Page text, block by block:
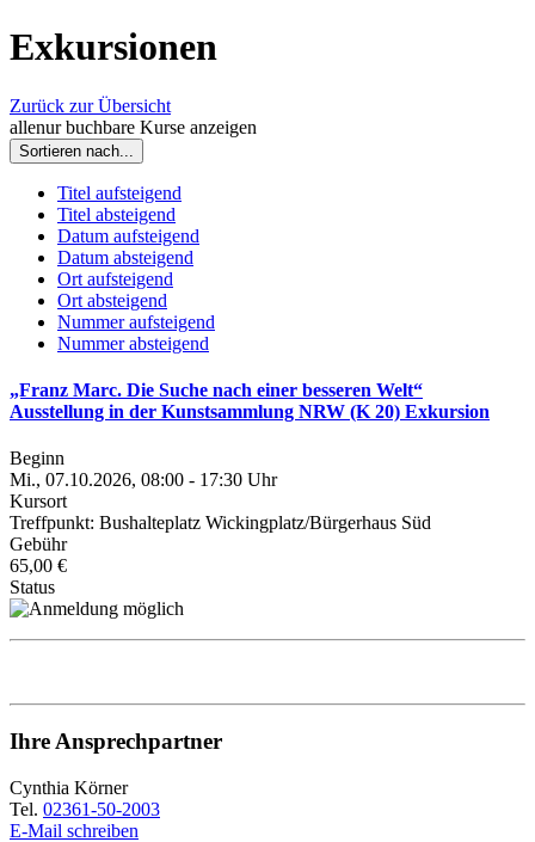
Exkursionen
Zurück zur Übersicht
allenur buchbare Kurse anzeigen
Sortieren nach...
Titel aufsteigend
Titel absteigend
Datum aufsteigend
Datum absteigend
Ort aufsteigend
Ort absteigend
Nummer aufsteigend
Nummer absteigend
„Franz Marc. Die Suche nach einer besseren Welt“
Ausstellung in der Kunstsammlung NRW (K 20) Exkursion
Beginn
Mi., 07.10.2026, 08:00 - 17:30 Uhr
Kursort
Treffpunkt: Bushalteplatz Wickingplatz/Bürgerhaus Süd
Gebühr
65,00 €
Status
Ihre Ansprechpartner
Cynthia Körner
Tel. 02361-50-2003
E-Mail schreiben